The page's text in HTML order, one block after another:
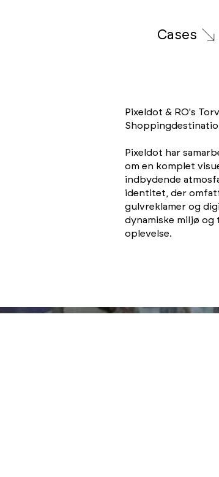
Cases
Pixeldot & RO's
Pixeldot har
om en komplet
indbydende
identitet, der
gulvreklamer og
dynamiske miljø
oplevelse.